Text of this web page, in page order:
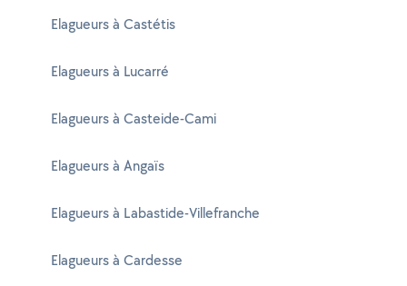
Elagueurs à Castétis
Elagueurs à Lucarré
Elagueurs à Casteide-Cami
Elagueurs à Angaïs
Elagueurs à Labastide-Villefranche
Elagueurs à Cardesse